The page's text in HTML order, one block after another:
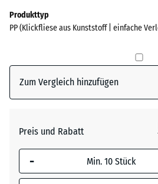
Farben?
Schiefer(active)
Silbergrau
Vanille
Produkttyp
PP (Klickfliese aus Kunststoff | einfache
Zum Vergleich hinzufügen
Preis und Rabatt
-